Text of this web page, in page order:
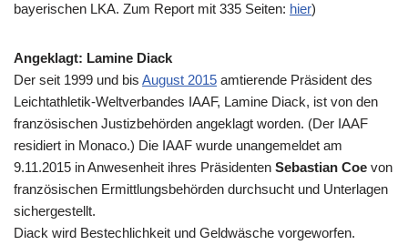
bayerischen LKA. Zum Report mit 335 Seiten: hier)
Angeklagt: Lamine Diack
Der seit 1999 und bis August 2015 amtierende Präsident des
Leichtathletik-Weltverbandes IAAF, Lamine Diack, ist von den
französischen Justizbehörden angeklagt worden. (Der IAAF
residiert in Monaco.) Die IAAF wurde unangemeldet am
9.11.2015 in Anwesenheit ihres Präsidenten Sebastian Coe von
französischen Ermittlungsbehörden durchsucht und Unterlagen
sichergestellt.
Diack wird Bestechlichkeit und Geldwäsche vorgeworfen.